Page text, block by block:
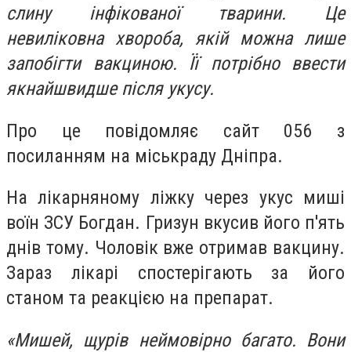
слину інфікованої тварини. Це
невиліковна хвороба, якій можна лише
запобігти вакциною. Її потрібно ввести
якнайшвидше після укусу.
Про це повідомляє сайт 056 з
посиланням на міськраду Дніпра.
На лікарняному ліжку через укус миші
воїн ЗСУ Богдан. Гризун вкусив його п'ять
днів тому. Чоловік вже отримав вакцину.
Зараз лікарі спостерігають за його
станом та реакцією на препарат.
«Мишей, щурів неймовірно багато. Вони